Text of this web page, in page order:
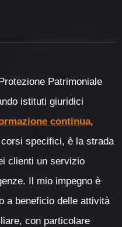
Patrimoniale
istituti giuridici
continua,
specifici, è la strada
clienti un servizio
Il mio impegno è
a beneficio delle attività
con particolare